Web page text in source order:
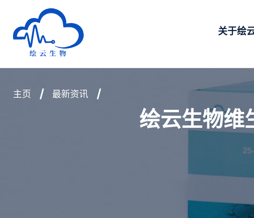
深圳市绘云生物科技有限公司
关于绘
绘云生物
主页 最新资讯